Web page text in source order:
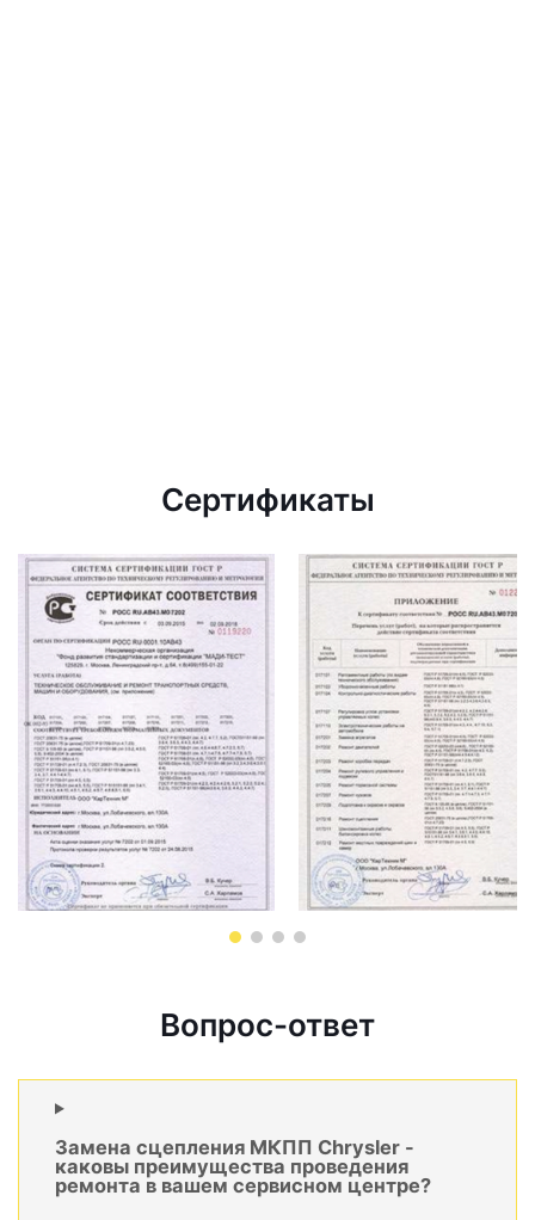
Сертификаты
Вопрос-ответ
Замена сцепления МКПП Chrysler -
каковы преимущества проведения
ремонта в вашем сервисном центре?